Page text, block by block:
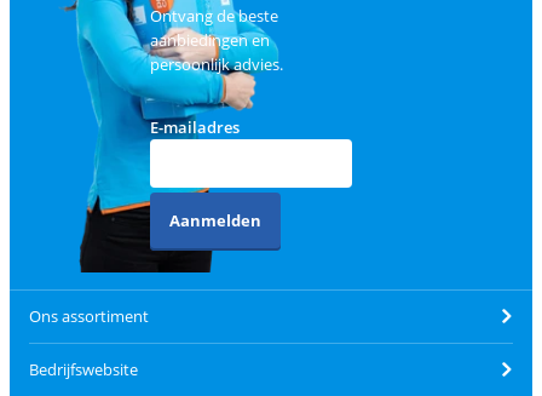
Ontvang de beste
aanbiedingen en
persoonlijk advies.
E-mailadres
Aanmelden
Ons assortiment
Bedrijfswebsite